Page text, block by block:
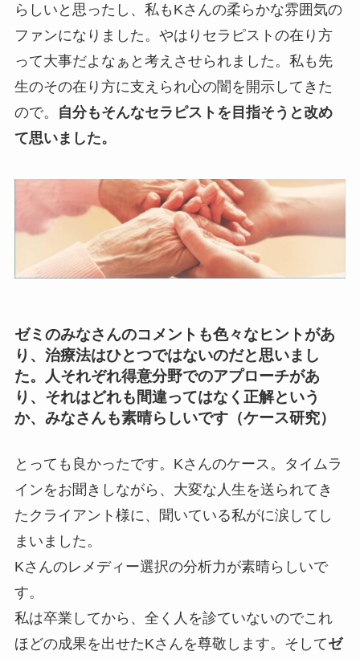
らしいと思ったし、私もKさんの柔らかな雰囲気の
ファンになりました。やはりセラピストの在り方
って大事だよなぁと考えさせられました。私も先
生のその在り方に支えられ心の闇を開示してきた
ので。
自分もそんなセラピストを目指そうと改め
て思いました。
ゼミのみなさんのコメントも色々なヒントがあ
り、治療法はひとつではないのだと思いまし
た。人それぞれ得意分野でのアプローチがあ
り、それはどれも間違ってはなく正解という
か、みなさんも素晴らしいです（ケース研究）
とっても良かったです。Kさんのケース。タイムラ
インをお聞きしながら、大変な人生を送られてき
たクライアント様に、聞いている私がに涙してし
まいました。
Kさんのレメディー選択の分析力が素晴らしいで
す。
私は卒業してから、全く人を診ていないのでこれ
ほどの成果を出せたKさんを尊敬します。そしてゼ